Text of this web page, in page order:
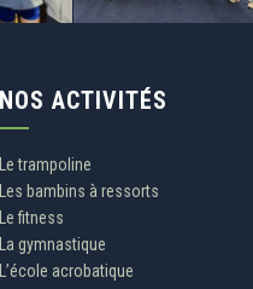
NOS ACTIVITÉS
Le trampoline
Les bambins à ressorts
Le fitness
La gymnastique
L’école acrobatique